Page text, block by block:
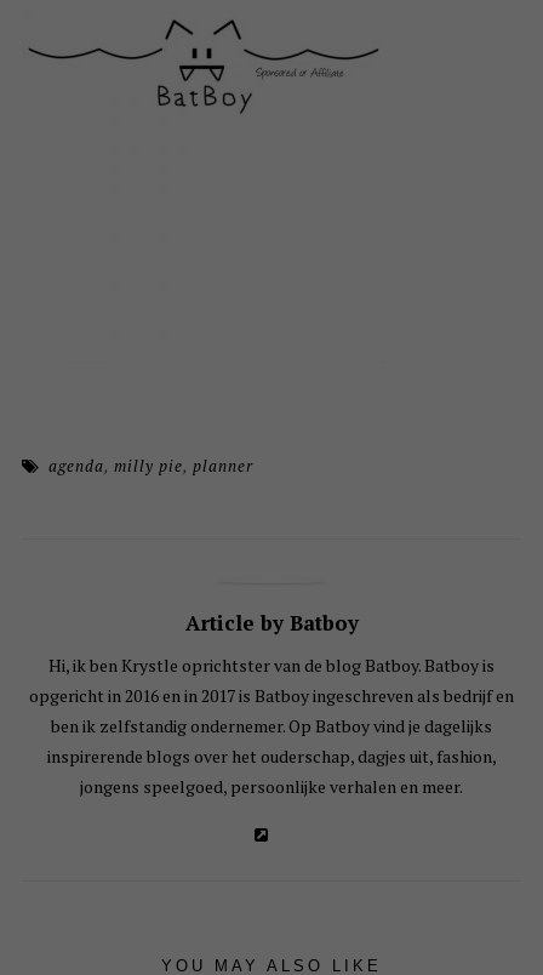
agenda,milly pie,planner
Article by Batboy
Hi, ik ben Krystle oprichtster van de blog Batboy. Batboy is
opgericht in 2016 en in 2017 is Batboy ingeschreven als bedrijf en
ben ik zelfstandig ondernemer. Op Batboy vind je dagelijks
inspirerende blogs over het ouderschap, dagjes uit, fashion,
jongens speelgoed, persoonlijke verhalen en meer.
YOU MAY ALSO LIKE